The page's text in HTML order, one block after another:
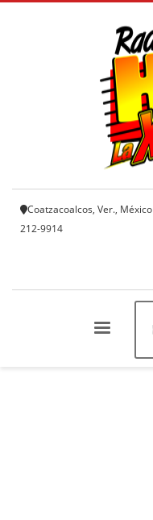
Coatzacoalcos, Ver., México
212-9914